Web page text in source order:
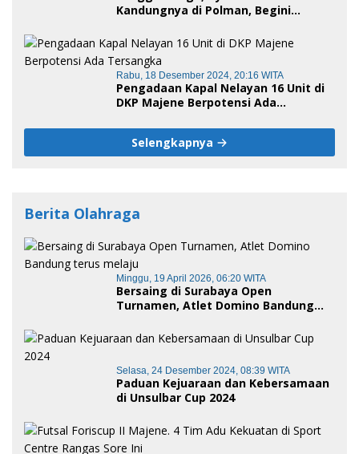
Kandungnya di Polman, Begini
Rabu, 18 Desember 2024, 20:16 WITA
Pengadaan Kapal Nelayan 16 Unit di
DKP Majene Berpotensi Ada
Selengkapnya
Berita Olahraga
Minggu, 19 April 2026, 06:20 WITA
Bersaing di Surabaya Open
Turnamen, Atlet Domino Bandung
Selasa, 24 Desember 2024, 08:39 WITA
Paduan Kejuaraan dan Kebersamaan
di Unsulbar Cup 2024